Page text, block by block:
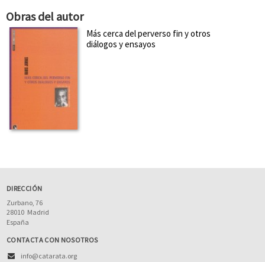
Obras del autor
Más cerca del perverso fin y otros
diálogos y ensayos
DIRECCIÓN
Zurbano, 76
28010 Madrid
España
CONTACTA CON NOSOTROS
info@catarata.org